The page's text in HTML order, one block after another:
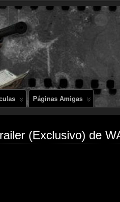
Páginas Amigas
(Exclusivo) de